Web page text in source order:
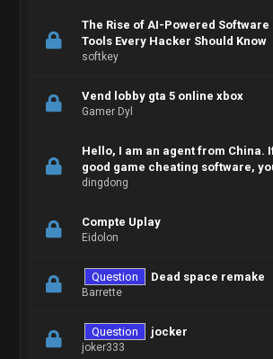
The Rise of AI-Powered Software
Tools Every Hacker Should Know
softkey
Vend lobby gta 5 online xbox
Gamer Dyl
Hello, I am an agent from China.
good game cheating software,
dingdong
Compte Uplay
Eidolon
Question Dead space remake
Barrette
Question jocker
joker333